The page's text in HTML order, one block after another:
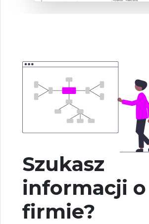
Szukasz
informacji o
firmie?